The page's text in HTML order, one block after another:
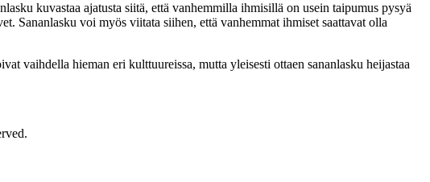
kuvastaa ajatusta siitä, että vanhemmilla ihmisillä on usein taipumus pysyä
Sananlasku voi myös viitata siihen, että vanhemmat ihmiset saattavat olla
vaihdella hieman eri kulttuureissa, mutta yleisesti ottaen sananlasku heijastaa